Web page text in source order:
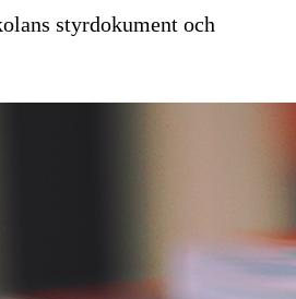
styrdokument och